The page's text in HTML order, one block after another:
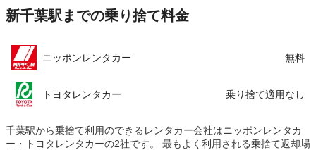
新千葉駅までの乗り捨て料金
ニッポンレンタカー 無料
トヨタレンタカー 乗り捨て適用なし
千葉駅から乗捨て利用のできるレンタカー会社はニッポンレンタカ
ー・トヨタレンタカーの2社です。 最もよく利用される乗捨て返却場